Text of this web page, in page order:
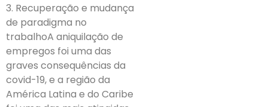
3. Recuperação e mudança
de paradigma no
trabalhoA aniquilação de
empregos foi uma das
graves consequências da
covid-19, e a região da
América Latina e do Caribe